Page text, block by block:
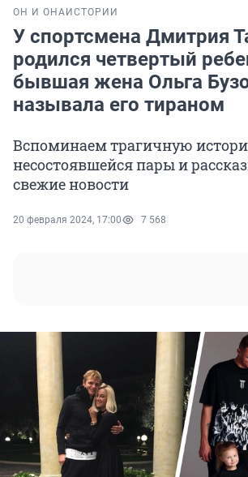
ОН И ОНА ИСТОРИИ
У спортсмена Дмитрия
родился четвертый
бывшая жена Ольга
называла его тираном
Вспоминаем трагичную
несостоявшейся пары и
свежие новости
20 февраля 2024, 17:00 7 568